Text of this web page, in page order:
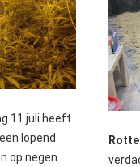
11 juli heeft
lopend
op negen